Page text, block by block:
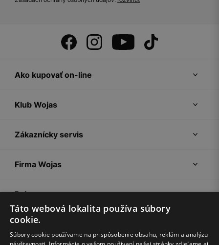
Ako kupovať on-line
Klub Wojas
Zákaznícky servis
Firma Wojas
Pokyny
Táto webová lokalita používa súbory
cookie.
Súbory cookie používame na prispôsobenie obsahu, reklám a analýzu